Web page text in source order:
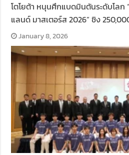
โตโยต้า หนุนศึกแบดมินตันระดับโล
แลนด์ มาสเตอร์ส 2026” ชิง
January 8, 2026